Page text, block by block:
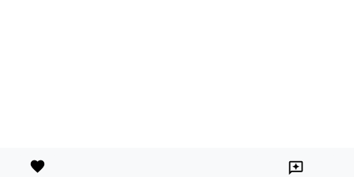
favorite reviews